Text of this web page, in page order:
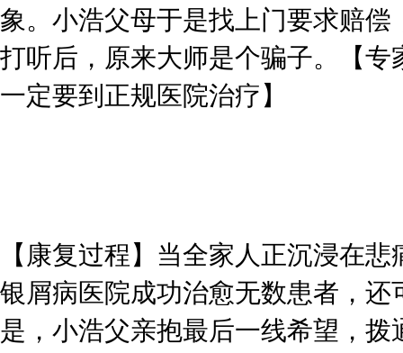
象。小浩父母于是找上门要求赔
打听后，原来大师是个骗子。【
一定要到正规医院治疗】
【康复过程】当全家人正沉浸在
银屑病医院成功治愈无数患者，
是，小浩父亲抱最后一线希望，